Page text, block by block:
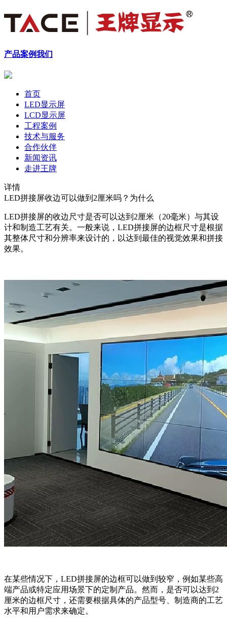
产品案例我们
首页
LED显示屏
LCD显示屏
工程案例
技术与服务
合作伙伴
新闻资讯
走进王牌
详情
LED拼接屏收边可以做到2厘米吗？为什么
LED拼接屏的收边尺寸是否可以达到2厘米（20毫米）与其设
计和制造工艺有关。一般来说，LED拼接屏的边框尺寸是根据
其整体尺寸和分辨率来设计的，以达到最佳的视觉效果和拼接
效果。
在某些情况下，LED拼接屏的边框可以做到较窄，例如某些高
端产品或特定应用场景下的定制产品。然而，是否可以达到2
厘米的边框尺寸，还需要根据具体的产品型号、制造商的工艺
水平和用户需求来确定。